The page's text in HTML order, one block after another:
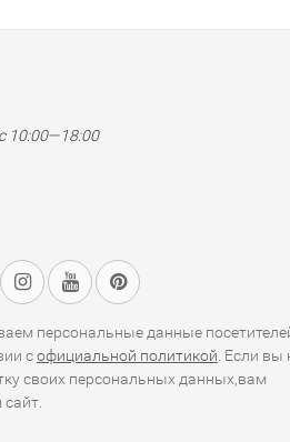
10:00—18:00
персональные данные
софициальной политикой. Если вы
своих персональных данных,вам